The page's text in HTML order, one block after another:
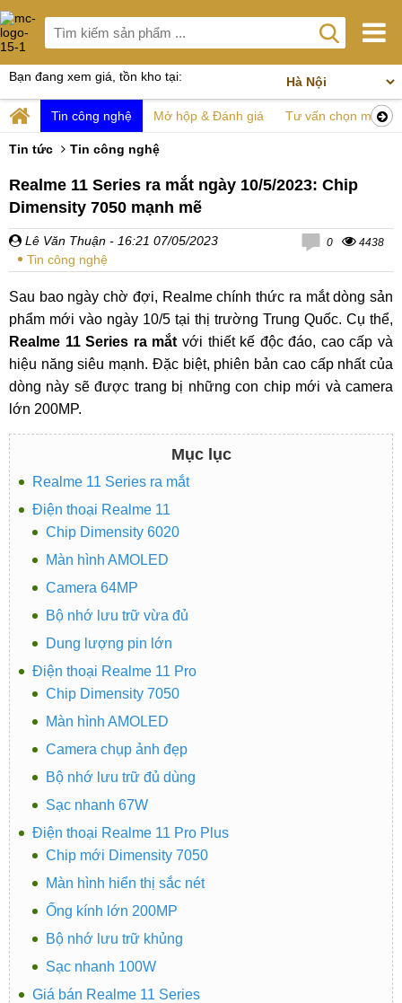
Bạn đang xem giá, tồn kho tại:
Tin công nghệ Mở hộp & Đánh giá Tư vấn chọn mua
Tin tức Tin công nghệ
Realme 11 Series ra mắt ngày 10/5/2023: Chip
Dimensity 7050 mạnh mẽ
Lê Văn Thuận - 16:21 07/05/2023
Tin công nghệ
0 4438
Sau bao ngày chờ đợi, Realme chính thức ra mắt dòng sản
phẩm mới vào ngày 10/5 tại thị trường Trung Quốc. Cụ thể,
Realme 11 Series ra mắt với thiết kế độc đáo, cao cấp và
hiệu năng siêu mạnh. Đặc biệt, phiên bản cao cấp nhất của
dòng này sẽ được trang bị những con chip mới và camera
lớn 200MP.
Mục lục
Realme 11 Series ra mắt
Điện thoại Realme 11
Chip Dimensity 6020
Màn hình AMOLED
Camera 64MP
Bộ nhớ lưu trữ vừa đủ
Dung lượng pin lớn
Điện thoại Realme 11 Pro
Chip Dimensity 7050
Màn hình AMOLED
Camera chụp ảnh đẹp
Bộ nhớ lưu trữ đủ dùng
Sạc nhanh 67W
Điện thoại Realme 11 Pro Plus
Chip mới Dimensity 7050
Màn hình hiển thị sắc nét
Ống kính lớn 200MP
Bộ nhớ lưu trữ khủng
Sạc nhanh 100W
Giá bán Realme 11 Series